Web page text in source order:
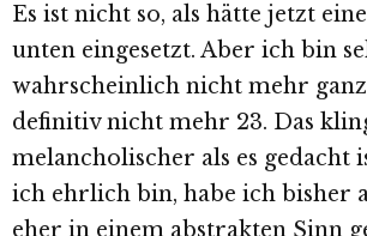
Es ist nicht so, als hätte jetzt
unten eingesetzt. Aber ich bin
wahrscheinlich nicht mehr
definitiv nicht mehr 23. Das
melancholischer als es gedacht
ich ehrlich bin, habe ich bisher
eher in einem abstrakten Sinn